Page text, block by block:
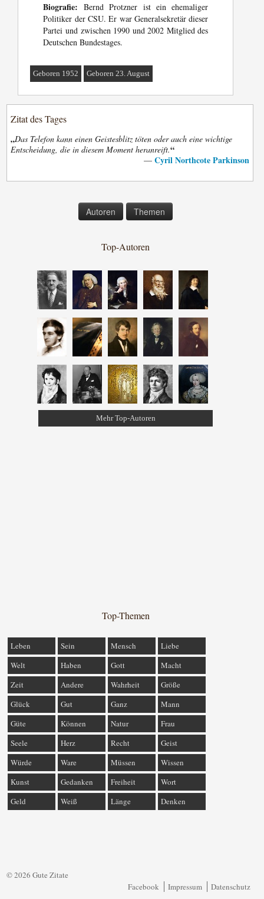
Biografie: Bernd Protzner ist ein ehemaliger
Politiker der CSU. Er war Generalsekretär dieser
Partei und zwischen 1990 und 2002 Mitglied des
Deutschen Bundestages.
Geboren 1952 Geboren 23. August
Zitat des Tages
„Das Telefon kann einen Geistesblitz töten oder auch eine wichtige
Entscheidung, die in diesem Moment heranreift.“
— Cyril Northcote Parkinson
Autoren Themen
Top-Autoren
Mehr Top-Autoren
Top-Themen
Leben Sein Mensch
Liebe
Welt
Haben Gott
Macht
Zeit
Andere Wahrheit
Größe
Glück
Gut Ganz
Mann
Güte
Können Natur
Frau
Seele
Herz Recht
Geist
Würde
Ware Müssen
Wissen
Kunst
Gedanken Freiheit
Wort
Geld
Weiß Länge Denken
© 2026 Gute Zitate
Facebook
Impressum Datenschutz